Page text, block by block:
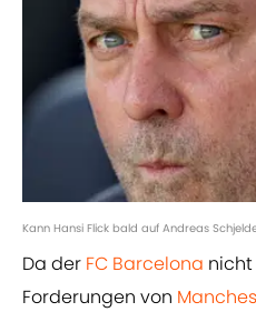
Kann Hansi Flick bald auf Andreas
Da der FC Barcelona
Forderungen von